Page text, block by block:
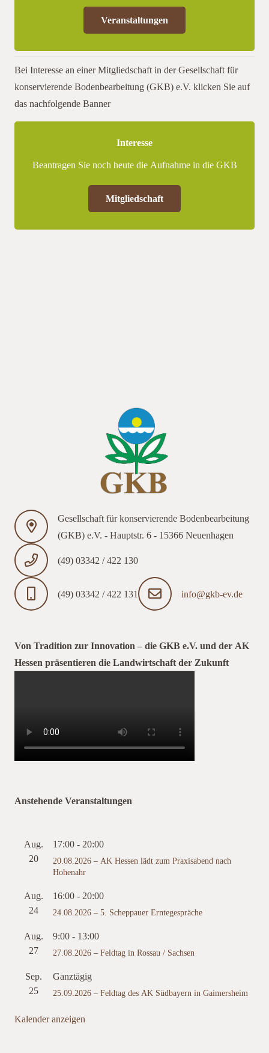
Veranstaltungen
Bei Interesse an einer Mitgliedschaft in der Gesellschaft für
konservierende Bodenbearbeitung (GKB) e.V. klicken Sie auf
das nachfolgende Banner
Interesse
Beantragen Sie noch heute die Aufnahme in die GKB
Mitgliedschaft
Gesellschaft für konservierende Bodenbearbeitung
(GKB) e.V. - Hauptstr. 6 - 15366 Neuenhagen
(49) 03342 / 422 130
(49) 03342 / 422 131 info@gkb-ev.de
Von Tradition zur Innovation – die GKB e.V. und der AK
Hessen präsentieren die Landwirtschaft der Zukunft
Anstehende Veranstaltungen
Aug.
20
17:00-20:00
20.08.2026 – AK Hessen lädt zum Praxisabend nach
Hohenahr
Aug.
24
16:00-20:00
24.08.2026 – 5. Scheppauer Erntegespräche
Aug.
27
9:00- 13:00
27.08.2026 – Feldtag in Rossau / Sachsen
Sep.
25
Ganztägig
25.09.2026 – Feldtag des AK Südbayern in Gaimersheim
Kalender anzeigen